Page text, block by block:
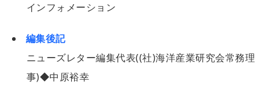
インフォメーション
編集後記
ニューズレター編集代表((社)海洋産業研究会常務理
事)◆中原裕幸